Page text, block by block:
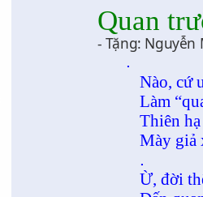
Quan
- Tặng: Nguyễn
.
Nào, cứ
Làm
Thiên
Mày giả
.
Ừ, đời